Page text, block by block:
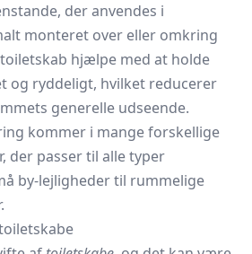
der anvendes i
monteret over eller omkring
hjælpe med at holde
og ryddeligt, hvilket reducerer
generelle udseende.
kommer i mange forskellige
der passer til alle typer
by-lejligheder til rummelige